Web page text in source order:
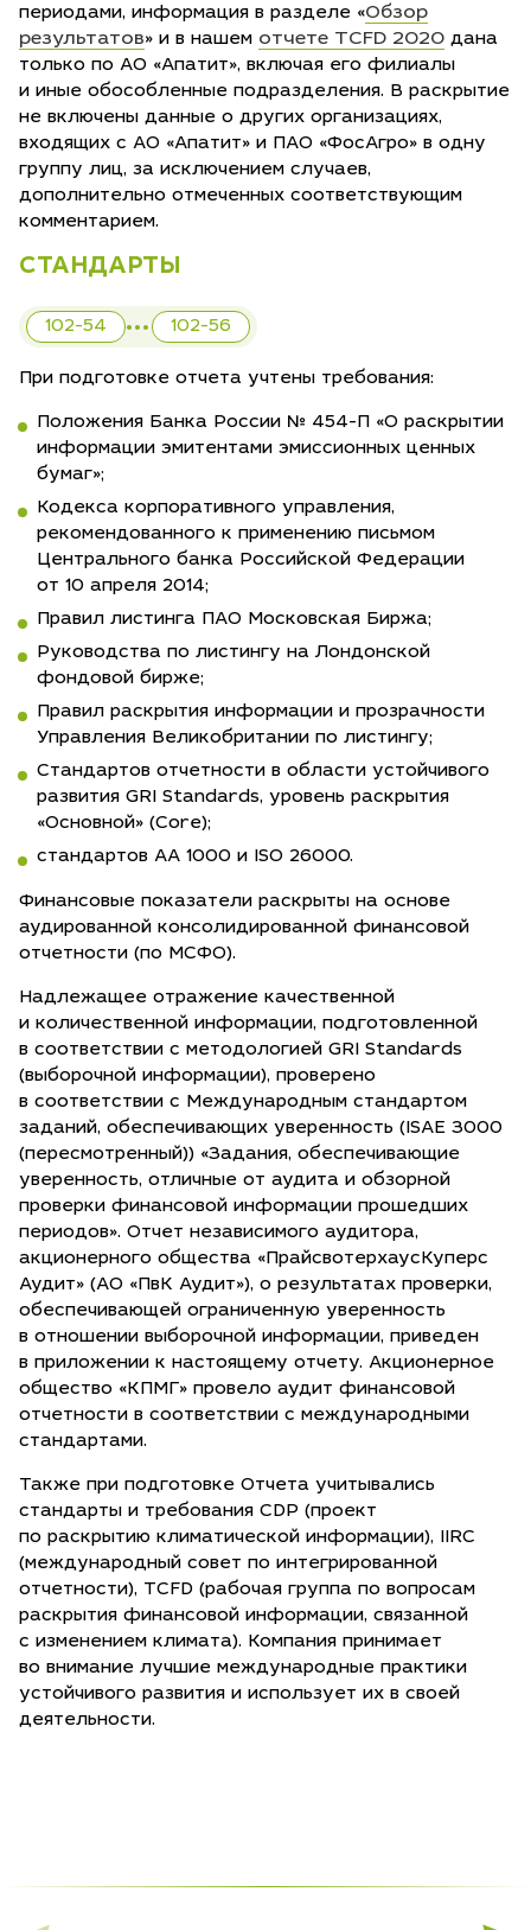
периодами, информация в разделе «Обзор
результатов» и в нашем отчете TCFD 2020 дана
только по АО «Апатит», включая его филиалы
и иные обособленные подразделения. В раскрытие
не включены данные о других организациях,
входящих с АО «Апатит» и ПАО «ФосАгро» в одну
группу лиц, за исключением случаев,
дополнительно отмеченных соответствующим
комментарием.
СТАНДАРТЫ
102-54 102-56
При подготовке отчета учтены требования:
Положения Банка России № 454-П «О раскрытии
информации эмитентами эмиссионных ценных
бумаг»;
Кодекса корпоративного управления,
рекомендованного к применению письмом
Центрального банка Российской Федерации
от 10 апреля 2014;
Правил листинга ПАО Московская Биржа;
Руководства по листингу на Лондонской
фондовой бирже;
Правил раскрытия информации и прозрачности
Управления Великобритании по листингу;
Стандартов отчетности в области устойчивого
развития GRI Standards, уровень раскрытия
«Основной» (Core);
стандартов АА 1000 и ISO 26000.
Финансовые показатели раскрыты на основе
аудированной консолидированной финансовой
отчетности (по МСФО).
Надлежащее отражение качественной
и количественной информации, подготовленной
в соответствии с методологией GRI Standards
(выборочной информации), проверено
в соответствии с Международным стандартом
заданий, обеспечивающих уверенность (ISAE 3000
(пересмотренный)) «Задания, обеспечивающие
уверенность, отличные от аудита и обзорной
проверки финансовой информации прошедших
периодов». Отчет независимого аудитора,
акционерного общества «ПрайсвотерхаусКуперс
Аудит» (АО «ПвК Аудит»), о результатах проверки,
обеспечивающей ограниченную уверенность
в отношении выборочной информации, приведен
в приложении к настоящему отчету. Акционерное
общество «КПМГ» провело аудит финансовой
отчетности в соответствии с международными
стандартами.
Также при подготовке Отчета учитывались
стандарты и требования CDP (проект
по раскрытию климатической информации), IIRC
(международный совет по интегрированной
отчетности), TCFD (рабочая группа по вопросам
раскрытия финансовой информации, связанной
с изменением климата). Компания принимает
во внимание лучшие международные практики
устойчивого развития и использует их в своей
деятельности.